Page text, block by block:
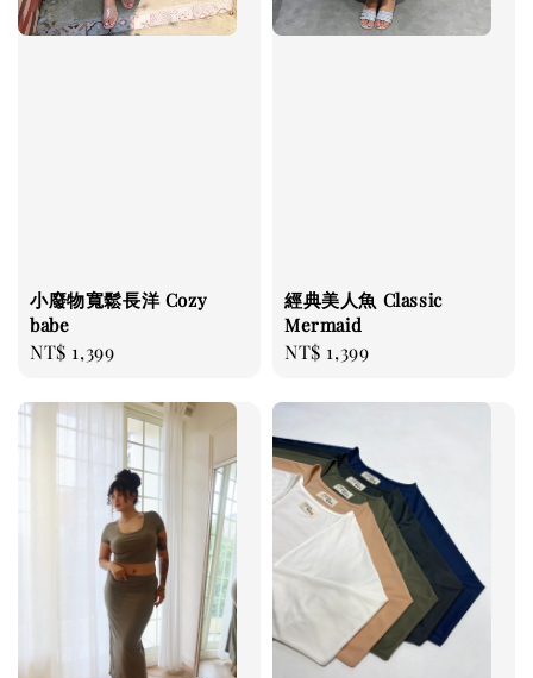
小廢物寬鬆長洋 Cozy
babe
Regular
NT$ 1,399
經典美人魚 Classic
Mermaid
Regular
NT$ 1,399